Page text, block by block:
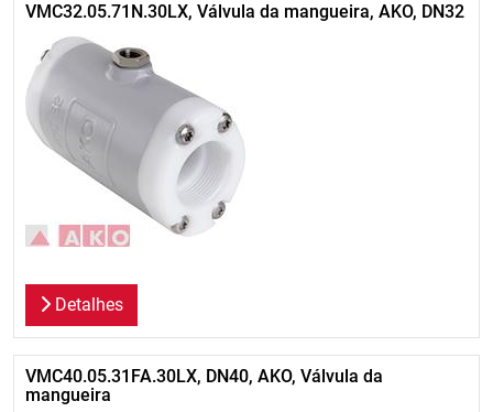
VMC32.05.71N.30LX, Válvula da mangueira, AKO, DN32
Detalhes
VMC40.05.31FA.30LX, DN40, AKO, Válvula da
mangueira